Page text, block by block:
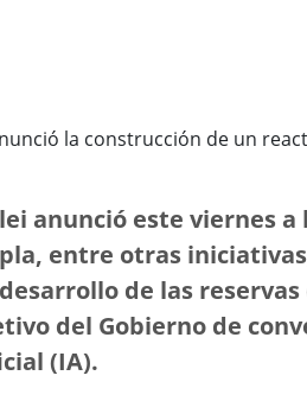
anunció este viernes a
entre otras
de las reservas
del Gobierno de
(IA).